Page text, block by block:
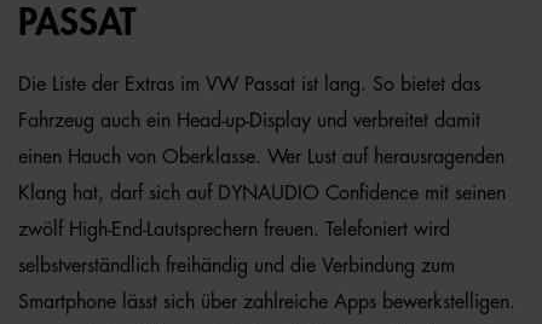
PASSAT
Die Liste der Extras im VW Passat ist lang. So bietet das
Fahrzeug auch ein Head-up-Display und verbreitet damit
einen Hauch von Oberklasse. Wer Lust auf herausragenden
Klang hat, darf sich auf DYNAUDIO Confidence mit seinen
zwölf High-End-Lautsprechern freuen. Telefoniert wird
selbstverständlich freihändig und die Verbindung zum
Smartphone lässt sich über zahlreiche Apps bewerkstelligen.